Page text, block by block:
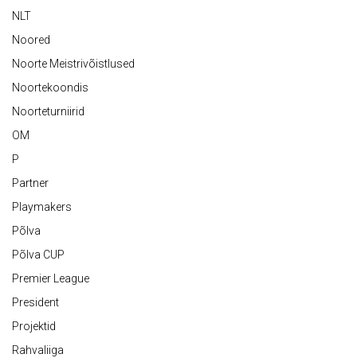
NLT
Noored
Noorte Meistrivõistlused
Noortekoondis
Noorteturniirid
OM
P
Partner
Playmakers
Põlva
Põlva CUP
Premier League
President
Projektid
Rahvaliiga